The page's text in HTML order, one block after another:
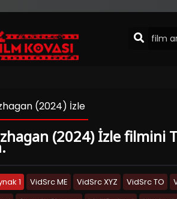
(2024) İzle
(2024) İzle filmini
1 VidSrc ME VidSrc XYZ VidSrc TO